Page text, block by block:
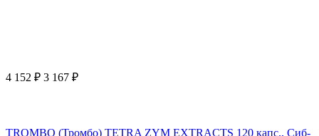
4 152 ₽ 3 167 ₽
TROMBO (Тромбо) TETRA ZYM EXTRACTS 120 капс., Сиб-